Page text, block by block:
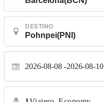
DESTINO
2026-08-08 2026-08-10